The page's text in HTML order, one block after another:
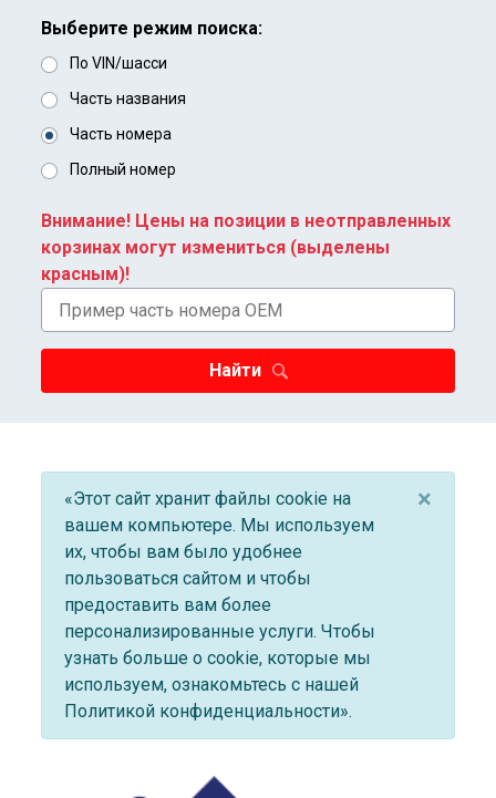
Выберите режим поиска:
По VIN/шасси
Часть названия
Часть номера
Полный номер
Внимание! Цены на позиции в неотправленных
корзинах могут измениться (выделены
красным)!
Найти
«Этот сайт хранит файлы cookie на
вашем компьютере. Мы используем
их, чтобы вам было удобнее
пользоваться сайтом и чтобы
предоставить вам более
персонализированные услуги. Чтобы
узнать больше о cookie, которые мы
используем, ознакомьтесь с нашей
Политикой конфиденциальности».
×